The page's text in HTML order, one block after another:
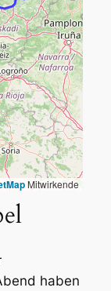
Mitwirkende
haben